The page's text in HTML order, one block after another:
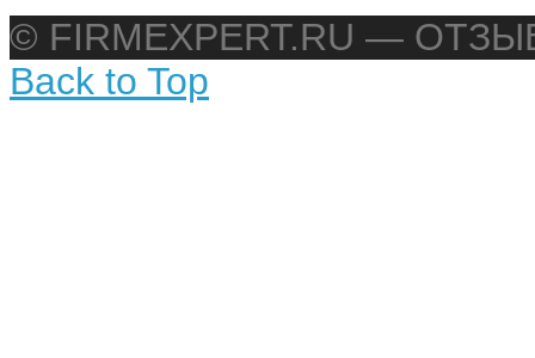
© FIRMEXPERT.RU —
Back to Top